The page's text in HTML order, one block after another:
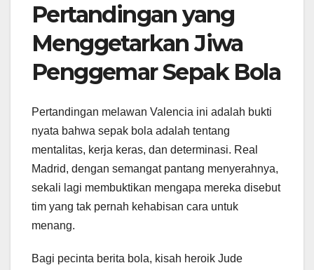
Pertandingan yang
Menggetarkan Jiwa
Penggemar Sepak Bola
Pertandingan melawan Valencia ini adalah bukti
nyata bahwa sepak bola adalah tentang
mentalitas, kerja keras, dan determinasi. Real
Madrid, dengan semangat pantang menyerahnya,
sekali lagi membuktikan mengapa mereka disebut
tim yang tak pernah kehabisan cara untuk
menang.
Bagi pecinta berita bola, kisah heroik Jude